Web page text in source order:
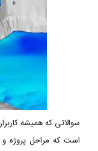
سوالاتی که همیشه
است که مراحل